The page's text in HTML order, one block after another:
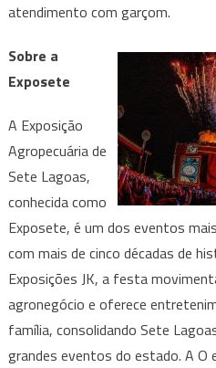
atendimento com garçom.
Sobre a
Exposete
A Exposição
Agropecuária de
Sete Lagoas,
conhecida como
Exposete, é um dos eventos
com mais de cinco décadas de
Exposições JK, a festa
agronegócio e oferece
família, consolidando Sete
grandes eventos do estado. A O